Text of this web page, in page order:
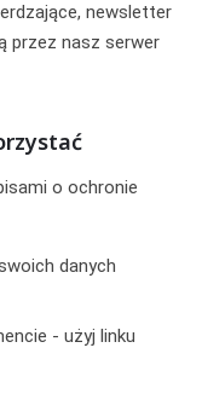
newsletter
przez nasz serwer
o ochronie
danych
- użyj linku